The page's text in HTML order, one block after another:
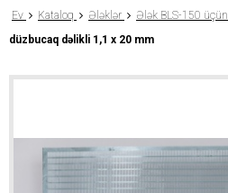
Ev Kataloq Ələklər Ələk BLS-150 üçün
düzbucaq dəlikli 1,1 x 20 mm